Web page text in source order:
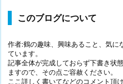
このブログについて
作者:鶴の趣味、興味あること、気に
ています。
記事全体が完成しておらず下書き状
ますので、その点ご容赦ください。
ここ詳しく書いてなどのコメント頂